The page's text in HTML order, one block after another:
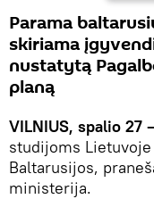
Parama
skiriama
nustatytą
planą
VILNIUS, spalio 27
studijoms
Baltarusijos,
ministerija.